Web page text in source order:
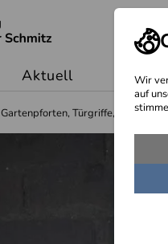
Wir
auf
Aktuell
Türgriffe, Fenster